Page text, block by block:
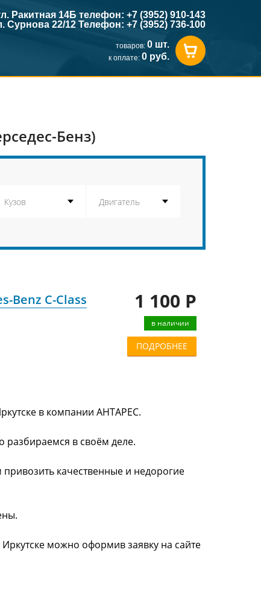
Ракитная 14Б телефон: +7 (3952) 910-143
Сурнова 22/12 Телефон: +7 (3952) 736-100
товаров: 0 шт.
к оплате: 0 руб.
Бенз)
Benz C-Class
1 100 Р
в наличии
ПОДРОБНЕЕ
в компании АНТАРЕС.
разбираемся в своём деле.
качественные и недорогие
можно оформив заявку на сайте